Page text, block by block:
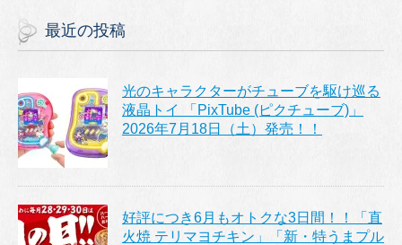
最近の投稿
光のキャラクターがチューブを駆け巡る
液晶トイ 「PixTube (ピクチューブ)」
2026年7月18日（土）発売！！
好評につき6月もオトクな3日間！！「直
火焼 テリマヨチキン」「新・特うまプル